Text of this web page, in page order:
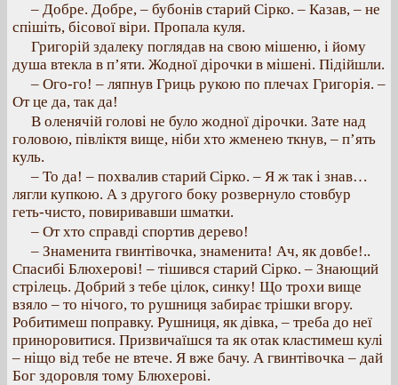
– Добре. Добре, – бубонів старий Сірко. – Казав, – не
спішіть, бісової віри. Пропала куля.
Григорій здалеку поглядав на свою мішеню, і йому
душа втекла в п’яти. Жодної дірочки в мішені. Підійшли.
– Ого-го! – ляпнув Гриць рукою по плечах Григорія. –
От це да, так да!
В оленячій голові не було жодної дірочки. Зате над
головою, півліктя вище, ніби хто жменею ткнув, – п’ять
куль.
– То да! – похвалив старий Сірко. – Я ж так і знав…
лягли купкою. А з другого боку розвернуло стовбур
геть-чисто, повиривавши шматки.
– От хто справді спортив дерево!
– Знаменита гвинтівочка, знаменита! Ач, як довбе!..
Спасибі Блюхерові! – тішився старий Сірко. – Знающий
стрілець. Добрий з тебе цілок, синку! Що трохи вище
взяло – то нічого, то рушниця забирає трішки вгору.
Робитимеш поправку. Рушниця, як дівка, – треба до неї
приноровитися. Призвичаїшся та як отак кластимеш кулі
– ніщо від тебе не втече. Я вже бачу. А гвинтівочка – дай
Бог здоровля тому Блюхерові.